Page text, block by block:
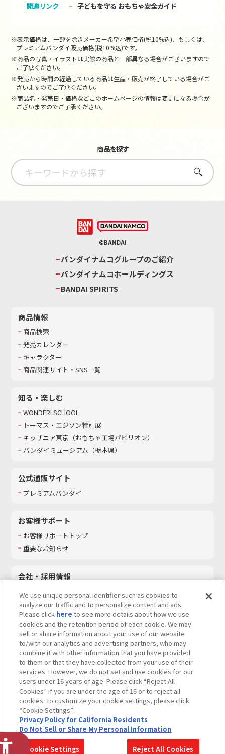
関連リンク
子どもを守る おもちゃ安全ガイド
※表示価格は、一部を除きメーカー希望小売価格(税10%込)、もしくは、
プレミアムバンダイ販売価格(税10%込)です。
※商品の写真・イラストは実際の商品と一部異なる場合がございますので
ご了承ください。
※発売から時間の経過している商品は生産・販売が終了している場合がご
ざいますのでご了承ください。
※商品名・発売日・価格などこのホームページの情報は変更になる場合が
ございますのでご了承ください。
商品を探す
さがす
©BANDAI
バンダイナムコグループのご紹介
バンダイナムコホールディングス
BANDAI SPIRITS
商品情報
商品検索
発売カレンダー
キャラクター
商品関連サイト・SNS一覧
知る・楽しむ
WONDER! SCHOOL
トーマス・エジソン特別展
キッザニア東京（おもちゃ工場パビリオン）​
バンダイミュージアム（栃木県）
公式通販サイト
プレミアムバンダイ
お客様サポート
お客様サポートトップ
重要なお知らせ
会社・採用情報
採用情報
サステナビリティ
お問い合わせ
ウェブサイトご利用条件 ソーシャルメディアポリシー
個人情報及び特定個人情報等の取り扱いに関する保護方針
Do Not Sell or Share My Personal Information著作権・商標について
カスタマーハラスメントに対する基本的な対応方針
コピーライト一覧を表示する
We use unique personal identifier such as cookies to
analyze our traffic and to personalize content and ads.
Please click here to see more details about how we use
cookies and the retention period of each cookie. We may
sell or share information about your use of our website
to/with our analytics and advertising partners, who may
combine it with other information that you have provided
to them or that they have collected from your use of their
services. However, we do not set and use cookies for our
users under 16 years of age. Please click “Reject All
Cookies” if you are under the age of 16 or to reject all
cookies. To customize your cookie settings, please click
“Cookie Settings”.
Privacy Policy for California Residents
Do Not Sell or Share My Personal Information
Cookie Settings Reject All Cookies